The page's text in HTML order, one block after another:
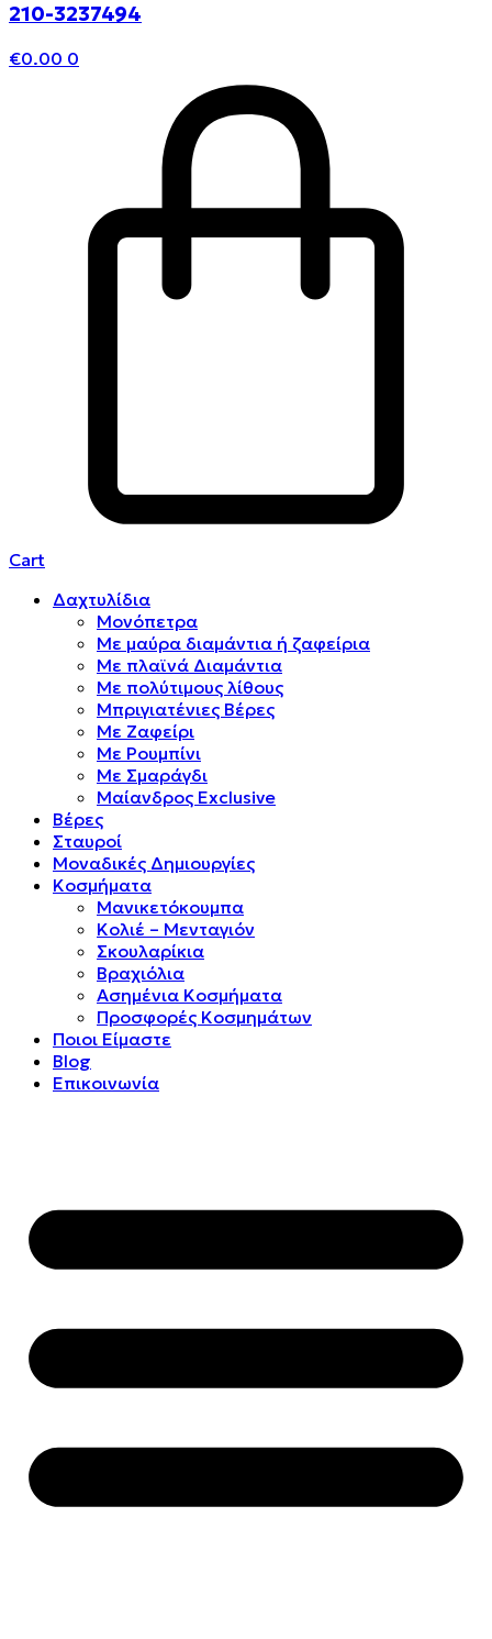
210-3237494
€0.00 0
Cart
Δαχτυλίδια
Μονόπετρα
Mε μαύρα διαμάντια ή ζαφείρια
Mε πλαϊνά Διαμάντια
Mε πολύτιμους λίθους
Μπριγιατένιες Βέρες
Με Ζαφείρι
Με Ρουμπίνι
Με Σμαράγδι
Μαίανδρος Exclusive
Βέρες
Σταυροί
Μοναδικές Δημιουργίες
Κοσμήματα
Μανικετόκουμπα
Κολιέ – Μενταγιόν
Σκουλαρίκια
Βραχιόλια
Ασημένια Κοσμήματα
Προσφορές Κοσμημάτων
Ποιοι Είμαστε
Blog
Επικοινωνία